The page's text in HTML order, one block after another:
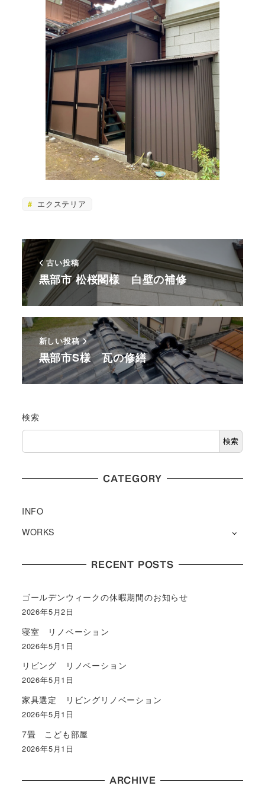
エクステリア
古い投稿
黒部市 松桜閣様 白壁の補修
新しい投稿
黒部市S様 瓦の修繕
検索
検索
CATEGORY
INFO
WORKS
RECENT POSTS
ゴールデンウィークの休暇期間のお知らせ
2026年5月2日
寝室 リノベーション
2026年5月1日
リビング リノベーション
2026年5月1日
家具選定 リビングリノベーション
2026年5月1日
7畳 こども部屋
2026年5月1日
ARCHIVE